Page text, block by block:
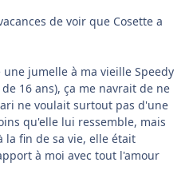
de voir que Cosette a
jumelle à ma vieille Speedy
16 ans), ça me navrait de ne
ne voulait surtout pas d'une
qu'elle lui ressemble, mais
la fin de sa vie, elle était
à moi avec tout l'amour